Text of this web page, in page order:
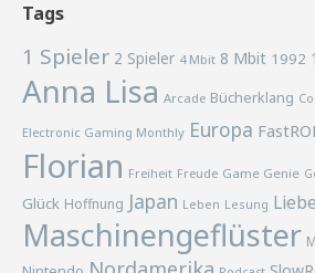
Tags
1 Spieler 2 Spieler 4 Mbit 8 Mbit 1992
Anna Lisa Arcade Bücherklang
Electronic Gaming Monthly Europa
Florian Freiheit Freude Game Genie
Glück Hoffnung Japan Leben Lesung Liebe
Maschinengeflüster